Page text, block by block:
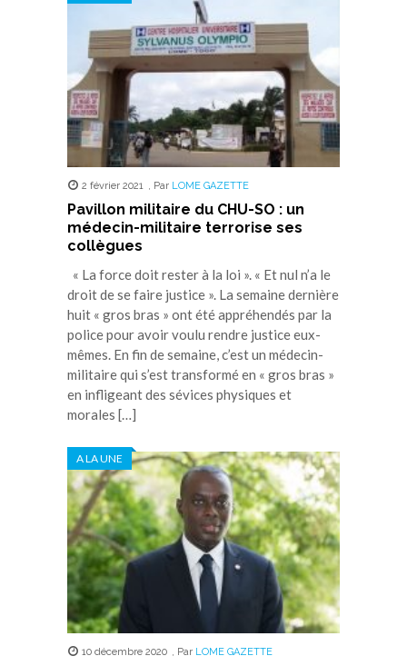
2 février 2021 , Par LOME GAZETTE
Pavillon militaire du CHU-SO : un
médecin-militaire terrorise ses
collègues
« La force doit rester à la loi ». « Et nul n’a le
droit de se faire justice ». La semaine dernière
huit « gros bras » ont été appréhendés par la
police pour avoir voulu rendre justice eux-
mêmes. En fin de semaine, c’est un médecin-
militaire qui s’est transformé en « gros bras »
en infligeant des sévices physiques et
morales […]
A LA UNE
10 décembre 2020 , Par LOME GAZETTE